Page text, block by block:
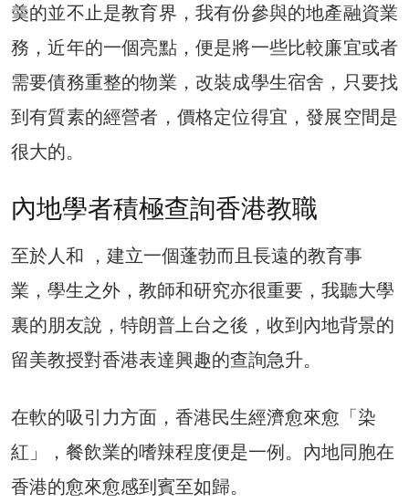
羮的並不止是教育界，我有份參與的地產融資業
務，近年的一個亮點，便是將一些比較廉宜或者
需要債務重整的物業，改裝成學生宿舍，只要找
到有質素的經營者，價格定位得宜，發展空間是
很大的。
內地學者積極查詢香港教職
至於人和 ，建立一個蓬勃而且長遠的教育事
業，學生之外，教師和研究亦很重要，我聽大學
裏的朋友說，特朗普上台之後，收到內地背景的
留美教授對香港表達興趣的查詢急升。
在軟的吸引力方面，香港民生經濟愈來愈「染
紅」，餐飲業的嗜辣程度便是一例。內地同胞在
香港的愈來愈感到賓至如歸。